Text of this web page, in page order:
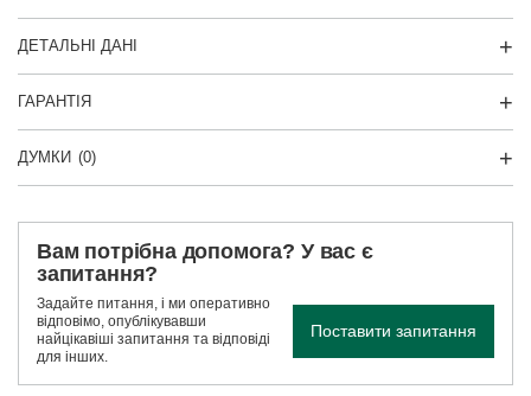
ДЕТАЛЬНІ ДАНІ
ГАРАНТІЯ
ДУМКИ (0)
Вам потрібна допомога? У вас є
запитання?
Задайте питання, і ми оперативно
відповімо, опублікувавши
найцікавіші запитання та відповіді
для інших.
Поставити запитання